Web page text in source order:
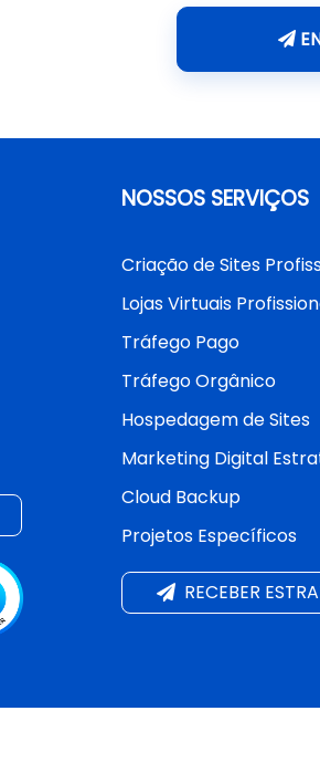
NOSSOS SERVIÇOS
Criação de Sites
Lojas Virtuais
Tráfego Pago
Tráfego Orgânico
Hospedagem de Sites
Marketing Digital
Cloud Backup
Projetos Específicos
RECEBER